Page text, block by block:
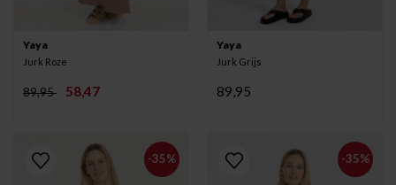
Yaya
Jurk Roze
89,95 58,47
Yaya
Jurk Grijs
89,95
-35% -35%